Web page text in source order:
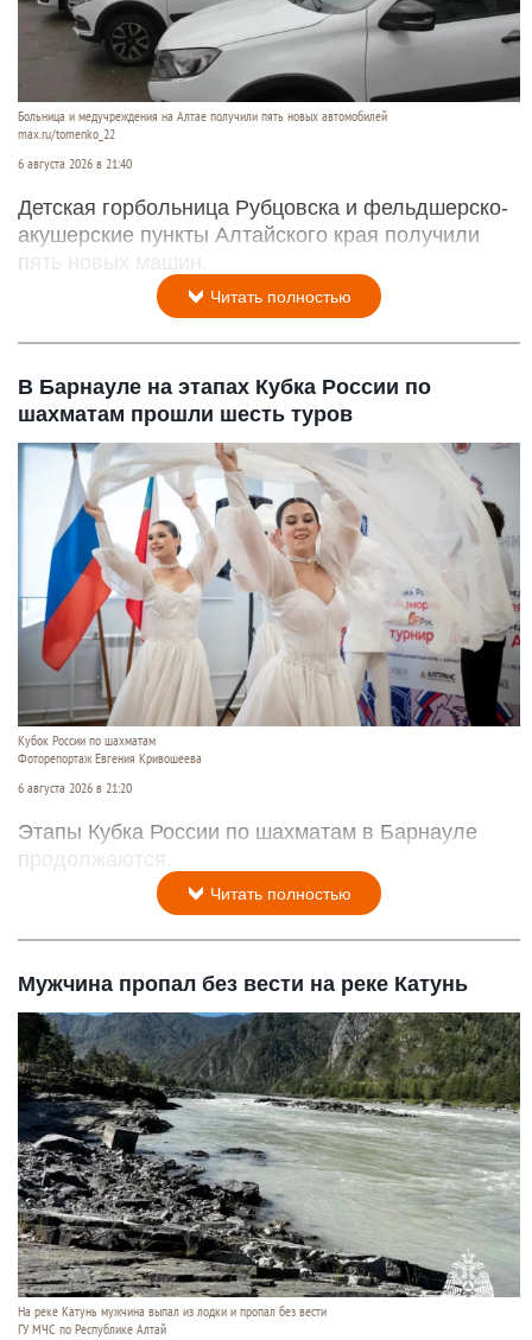
Больница и медучреждения на Алтае получили пять новых автомобилей
max.ru/tomenko_22
6 августа 2026 в 21:40
Детская горбольница Рубцовска и фельдшерско-
акушерские пункты Алтайского края получили
пять новых машин.
Читать полностью
В Барнауле на этапах Кубка России по
шахматам прошли шесть туров
Кубок России по шахматам
Фоторепортаж Евгения Кривошеева
6 августа 2026 в 21:20
Этапы Кубка России по шахматам в Барнауле
продолжаются.
Читать полностью
Мужчина пропал без вести на реке Катунь
На реке Катунь мужчина выпал из лодки и пропал без вести
ГУ МЧС по Республике Алтай